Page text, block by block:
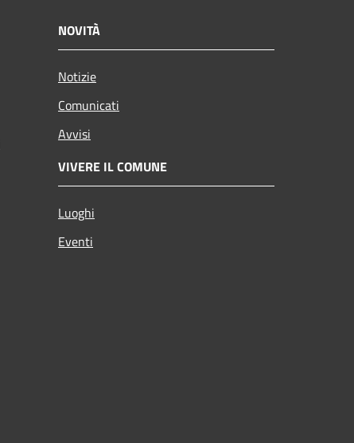
NOVITÀ
Notizie
Comunicati
Avvisi
VIVERE IL COMUNE
Luoghi
Eventi